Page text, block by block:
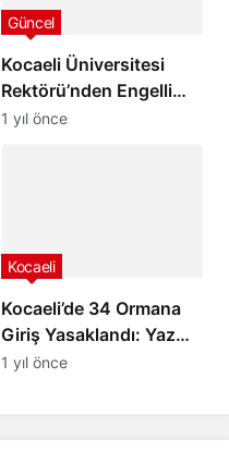
Kocaeli Üniversitesi
Rektörü’nden Engelli
Öğrenciye Tartışma
Güncel
1 yıl önce
Kocaeli’de 34 Ormana
Giriş Yasaklandı: Yaz
Boyunca Sıkı Tedbirler
Kocaeli
1 yıl önce